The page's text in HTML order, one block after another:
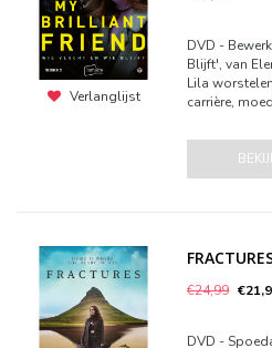
Verlanglijst
DVD -
Blijft', van
Lila
carrière,
€24,99
DVD -